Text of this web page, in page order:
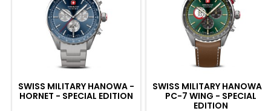
SWISS MILITARY HANOWA -
HORNET - SPECIAL EDITION
SWISS MILITARY HANOWA -
PC-7 WING - SPECIAL
EDITION